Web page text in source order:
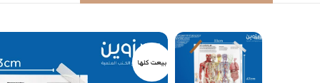
بيعت كلها